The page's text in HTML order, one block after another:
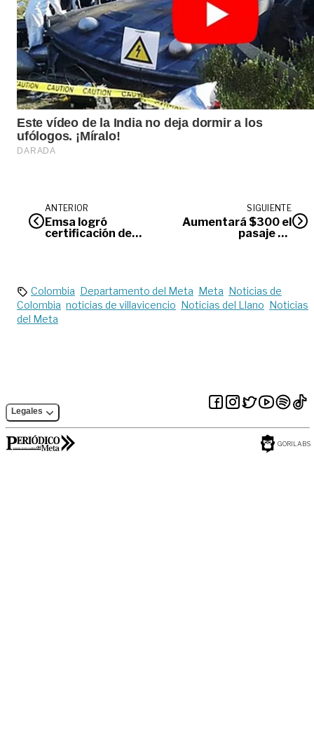
ANTERIOR
Emsa logró
certificación de
SIGUIENTE
Aumentará $300 el
pasaje de
Colombia Departamento del Meta Meta Noticias de
Colombia noticias de villavicencio Noticias del Llano Noticias
del Meta
Legales
GORILABS